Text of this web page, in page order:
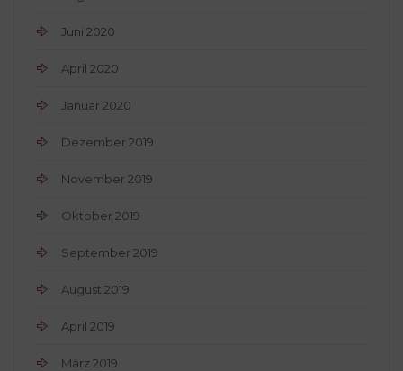
Juni 2020
April 2020
Januar 2020
Dezember 2019
November 2019
Oktober 2019
September 2019
August 2019
April 2019
März 2019